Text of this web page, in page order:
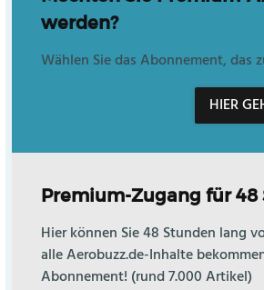
werden?
Wählen Sie das Abonnement, das
HIER
Premium-Zugang für 48
Hier können Sie 48 Stunden lang
alle Aerobuzz.de-Inhalte
Abonnement! (rund 7.000 Artikel)